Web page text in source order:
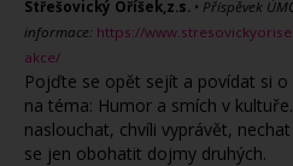
Střešovický Oříšek,z.s. • Příspěvek
informace: https://
akce/
Pojďte se opět sejít a povídat si
na téma: Humor a smích v
naslouchat, chvíli vyprávět,
se jen obohatit dojmy druhých.